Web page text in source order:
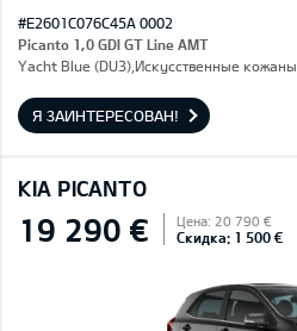
#E2601C076C45A 0002
Picanto 1,0 GDI GT Line AMT
Yacht Blue (DU3),Искусственные
Я ЗАИНТЕРЕСОВАН!
KIA PICANTO
19 290 € Цена: 20 790 €
Скидка: 1 500 €